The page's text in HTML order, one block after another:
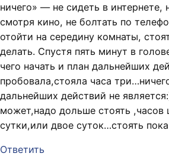
ничего» — не сидеть в интернете,
смотря кино, не болтать по
отойти на середину комнаты,
делать. Спустя пять минут в
чего начать и план дальнейших
пробовала,стояла часа
дальнейших действий не
может,надо дольше стоять ,часов
сутки,или двое суток…стоять
Ответить